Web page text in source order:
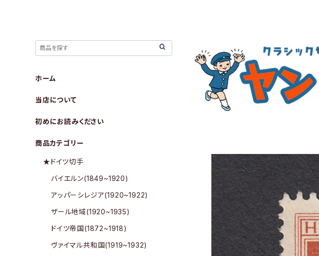
ホーム
当店について
初めにお読みください
商品カテゴリー
★ドイツ切手
バイエルン(1849~1920)
アッパーシレジア(1920~1922)
ザール地域(1920~1935)
ドイツ帝国(1872~1918)
ヴァイマル共和国(1919~1932)